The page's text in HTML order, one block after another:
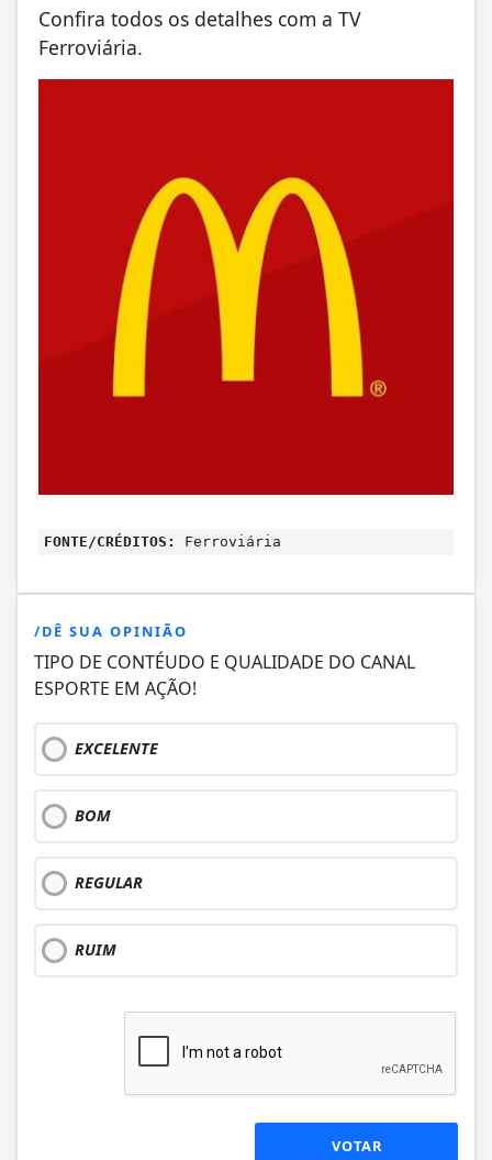
Confira todos os detalhes com a TV
Ferroviária.
FONTE/CRÉDITOS: Ferroviária
/DÊ SUA OPINIÃO
TIPO DE CONTÉUDO E QUALIDADE DO CANAL
ESPORTE EM AÇÃO!
EXCELENTE
BOM
REGULAR
RUIM
VOTAR